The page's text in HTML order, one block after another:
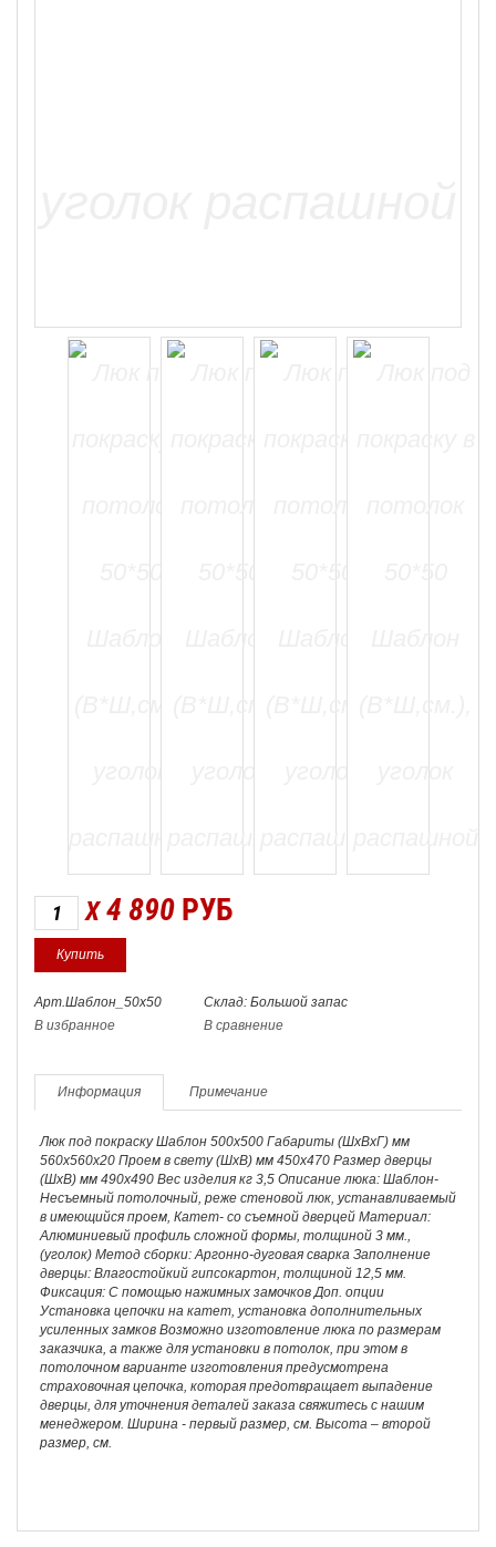
X 4 890 РУБ
Арт.Шаблон_50х50
Склад: Большой запас
В избранное
В сравнение
Информация Примечание
Люк под покраску Шаблон 500х500 Габариты (ШхВхГ) мм
560х560х20 Проем в свету (ШхВ) мм 450х470 Размер дверцы
(ШхВ) мм 490х490 Вес изделия кг 3,5 Описание люка: Шаблон-
Несъемный потолочный, реже стеновой люк, устанавливаемый
в имеющийся проем, Катет- со съемной дверцей Материал:
Алюминиевый профиль сложной формы, толщиной 3 мм.,
(уголок) Метод сборки: Аргонно-дуговая сварка Заполнение
дверцы: Влагостойкий гипсокартон, толщиной 12,5 мм.
Фиксация: С помощью нажимных замочков Доп. опции
Установка цепочки на катет, установка дополнительных
усиленных замков Возможно изготовление люка по размерам
заказчика, а также для установки в потолок, при этом в
потолочном варианте изготовления предусмотрена
страховочная цепочка, которая предотвращает выпадение
дверцы, для уточнения деталей заказа свяжитесь с нашим
менеджером. Ширина - первый размер, см. Высота – второй
размер, см.